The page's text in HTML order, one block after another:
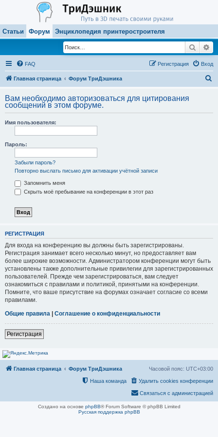
Статьи Форум Энциклопедия принтеростроителя
Поиск
FAQ Вход
Регистрация
Главная страница Форум ТриДэшника
с
Вам необходимо авторизоваться для цитирования
сообщений в этом форуме.
Имя пользователя:
Пароль:
Забыли пароль?
Повторно выслать письмо для активации учётной записи
Запомнить меня
Скрыть моё пребывание на конференции в этот раз
РЕГИСТРАЦИЯ
Для входа на конференцию вы должны быть зарегистрированы.
Регистрация занимает всего несколько минут, но предоставляет вам
более широкие возможности. Администратором конференции могут быть
установлены также дополнительные привилегии для зарегистрированных
пользователей. Прежде чем зарегистрироваться, вам следует
ознакомиться с правилами и политикой, принятыми на конференции.
Помните, что ваше присутствие на форумах означает согласие со всеми
правилами.
Общие правила | Соглашение о конфиденциальности
Регистрация
Главная страница Форум ТриДэшника Часовой пояс: UTC+03:00
Удалить cookies конференции
Наша команда
Связаться с администрацией
Создано на основе phpBB® Forum Software © phpBB Limited
Русская поддержка phpBB